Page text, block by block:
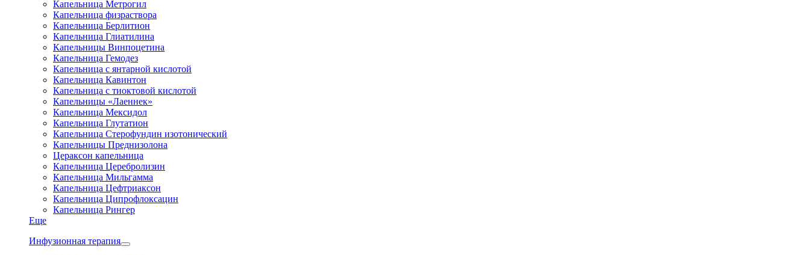
Капельница Метрогил
Капельница физраствора
Капельница Берлитион
Капельница Глиатилина
Капельницы Винпоцетина
Капельница Гемодез
Капельница с янтарной кислотой
Капельница Кавинтон
Капельница с тиоктовой кислотой
Капельницы «Лаеннек»
Капельница Мексидол
Капельница Глутатион
Капельница Стерофундин изотонический
Капельницы Преднизолона
Цераксон капельница
Капельница Церебролизин
Капельница Мильгамма
Капельница Цефтриаксон
Капельница Ципрофлоксацин
Капельница Рингер
Еще
Инфузионная терапия